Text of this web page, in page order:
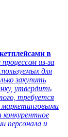
в
из-за
для
закупить
утвердить
требуется
маркетинговыми
персонала и